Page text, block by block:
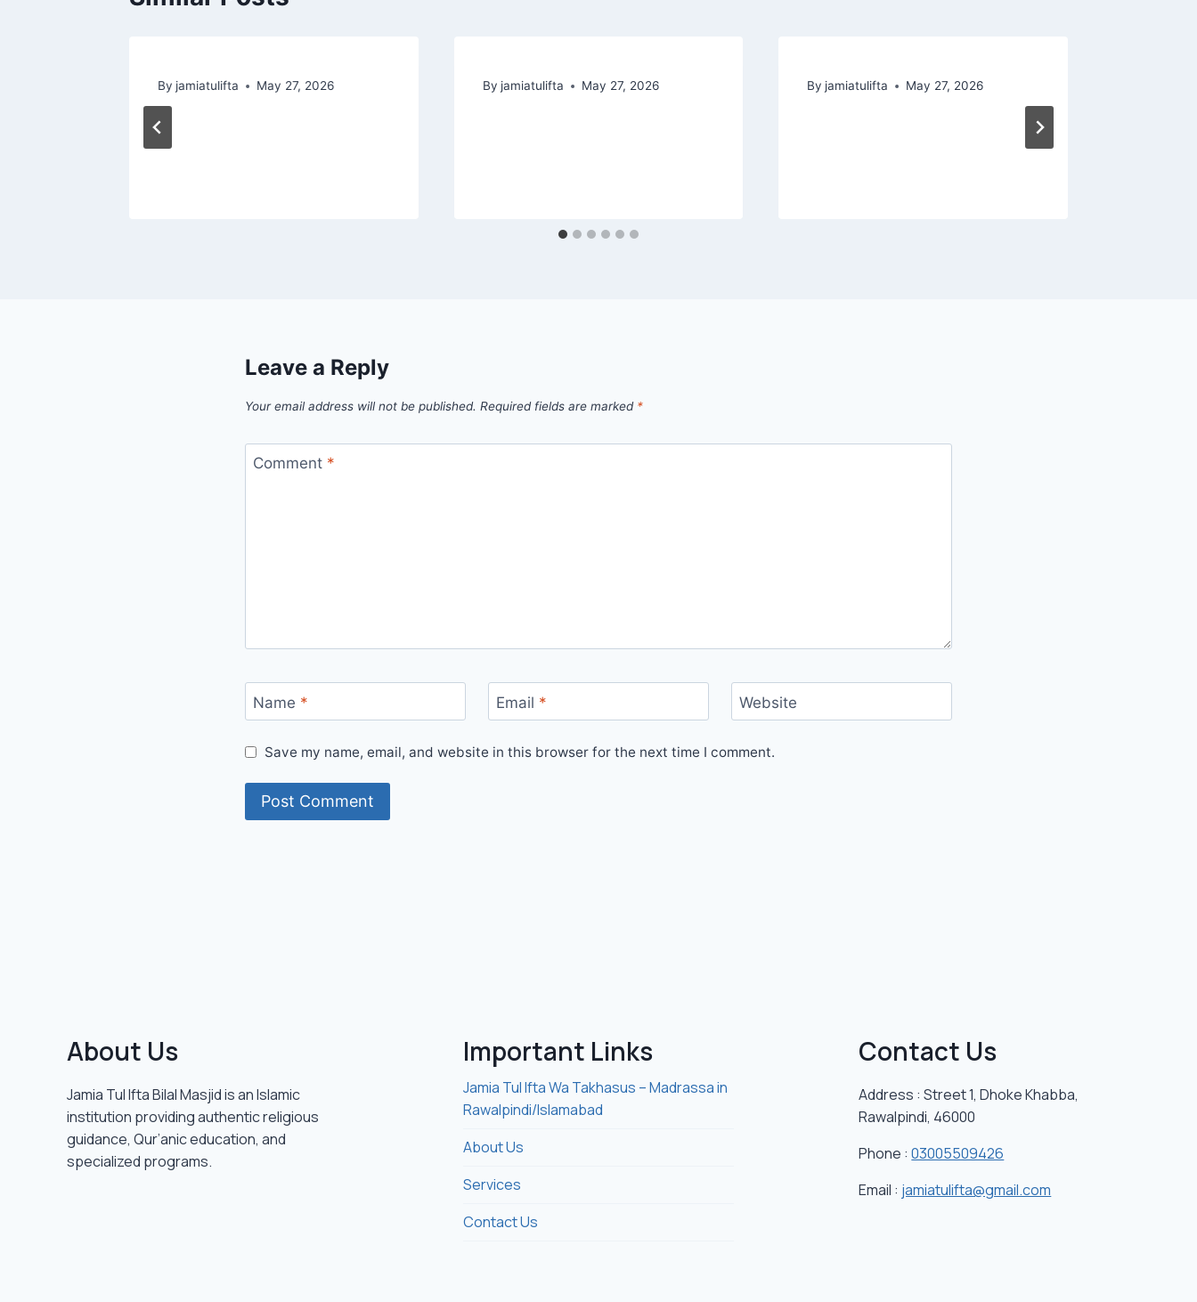
By jamiatulifta May 27, 2026 By jamiatulifta May 27, 2026 By jamiatulifta May 27, 2026
Leave a Reply
Your email address will not be published. Required fields are marked *
Comment *
Name * Email * Website
Save my name, email, and website in this browser for the next time I comment.
About Us
Jamia Tul Ifta Bilal Masjid is an Islamic
institution providing authentic religious
guidance, Qur’anic education, and
specialized programs.
Important Links
Jamia Tul Ifta Wa Takhasus – Madrassa in
Rawalpindi/Islamabad
About Us
Services
Contact Us
Contact Us
Address : Street 1, Dhoke Khabba,
Rawalpindi, 46000
Phone :03005509426
Email : jamiatulifta@gmail.com